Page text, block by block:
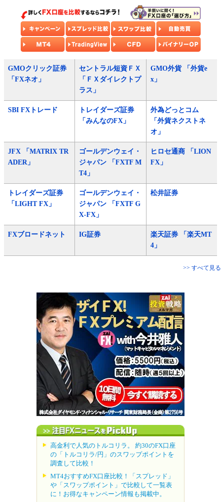
GMOクリック証券
「FXネオ」
セントラル短資ＦＸ
「ＦＸダイレクトプ
ラス」
GMO外貨 「外貨e
x」
SBI FXトレード
トレイダーズ証券
「みんなのFX」
外為どっとコム
「外貨ネクストネ
オ」
JFX 「MATRIX TR
ADER」
ゴールデンウェイ・
ジャパン 「FXTF M
T4」
ヒロセ通商 「LION
FX」
トレイダーズ証券
「LIGHT FX」
ゴールデンウェイ・
ジャパン 「FXTF G
X-FX」
松井証券
FXブロードネット IG証券
楽天証券 「楽天MT
4」
>> すべて見る
高金利で人気のトルコリラ。 約30のFX口座
の「トルコリラ/円」のスワップポイントを
調査して比較！
MT4おすすめFX口座比較！「スプレッド」
や「スワップポイント」で比較して一覧表
に！お得なキャンペーン情報も掲載中。